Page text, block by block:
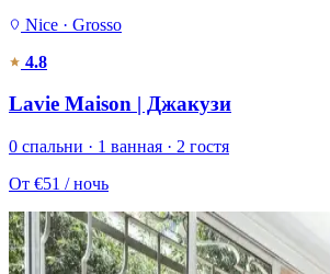
Nice · Grosso
4.8
Lavie Maison | Джакузи
0 спальни · 1 ванная · 2 гостя
От €51 / ночь